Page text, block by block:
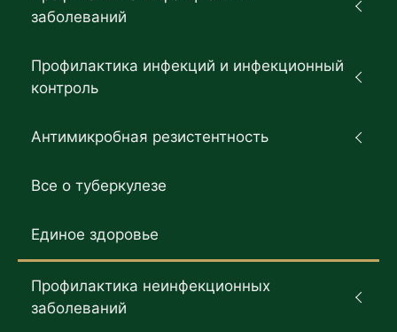
заболеваний
Профилактика инфекций и инфекционный
контроль
Антимикробная резистентность
Все о туберкулезе
Единое здоровье
Профилактика неинфекционных
заболеваний